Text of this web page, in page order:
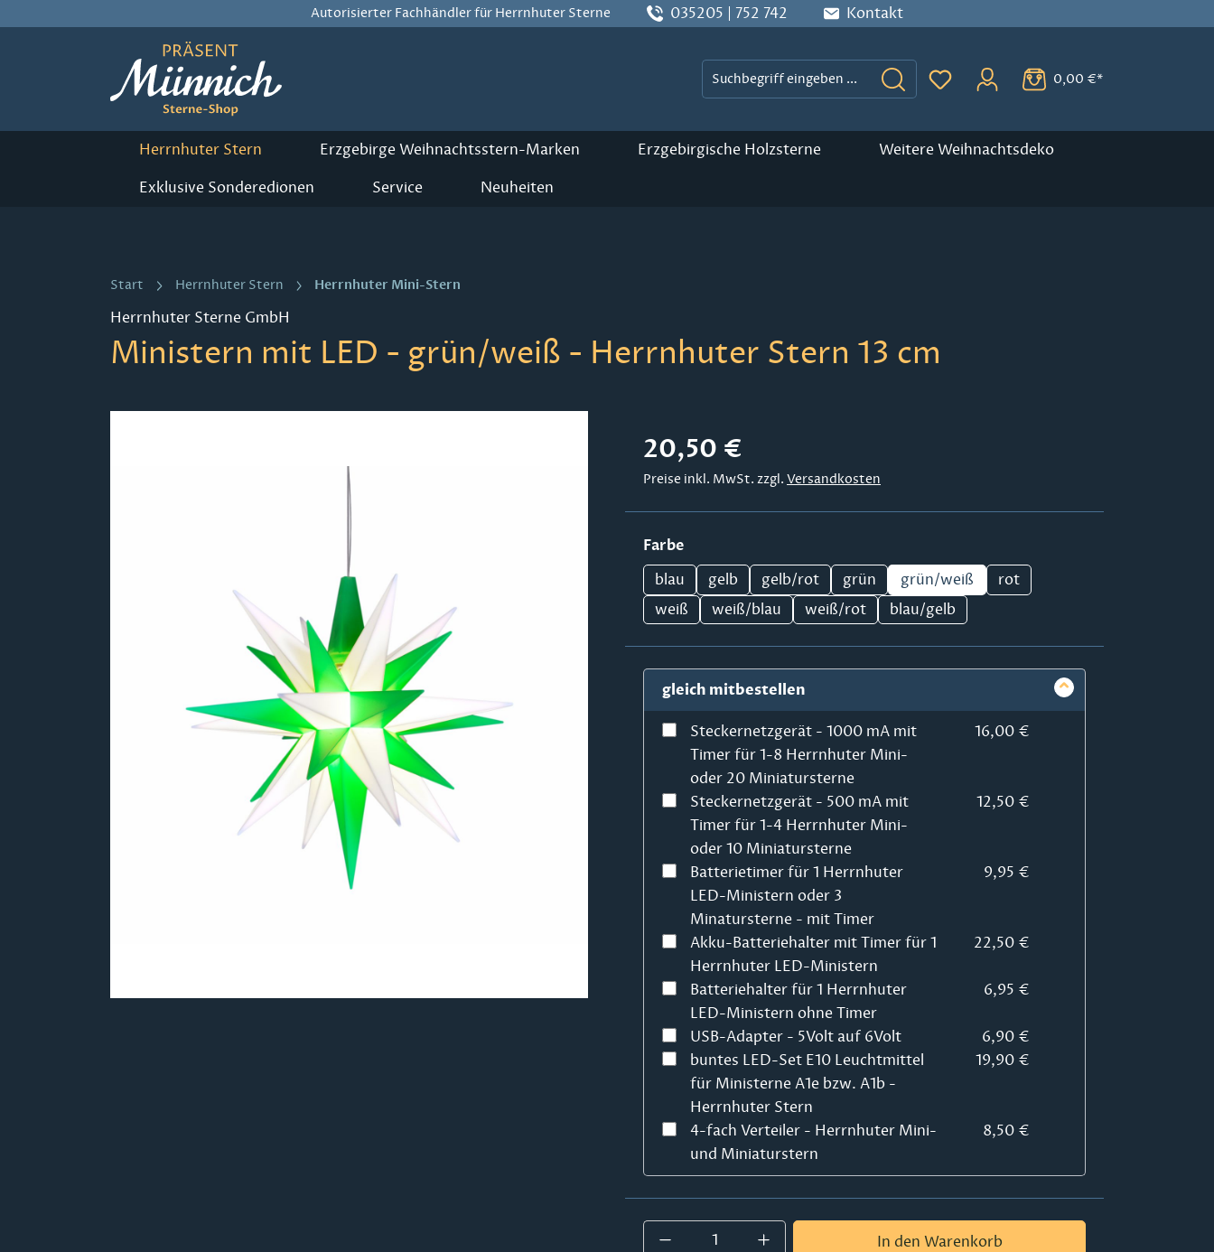
Autorisierter Fachhändler für Herrnhuter Sterne 035205 | 752 742 Kontakt
Du hast 0 Produkte auf dem
0,00 €*
Herrnhuter Stern Erzgebirge Weihnachtsstern-Marken Erzgebirgische Holzsterne Weitere Weihnachtsdeko
Exklusive Sonderedionen Service Neuheiten
Start Herrnhuter Stern Herrnhuter Mini-Stern
Herrnhuter Sterne GmbH
Ministern mit LED - grün/weiß - Herrnhuter Stern 13 cm
Regulärer Preis:
20,50 €
Preise inkl. MwSt. zzgl. Versandkosten
Farbeauswählen
blau
gelb gelb/rot grün grün/weiß
rot
weiß
weiß/blau weiß/rot blau/gelb
gleich mitbestellen
Steckernetzgerät - 1000 mA mit
Timer für 1-8 Herrnhuter Mini-
oder 20 Miniatursterne
16,00 €
Steckernetzgerät - 500 mA mit
Timer für 1-4 Herrnhuter Mini-
oder 10 Miniatursterne
12,50 €
Batterietimer für 1 Herrnhuter
LED-Ministern oder 3
Minatursterne - mit Timer
9,95 €
Akku-Batteriehalter mit Timer für 1
Herrnhuter LED-Ministern
22,50 €
Batteriehalter für 1 Herrnhuter
LED-Ministern ohne Timer
6,95 €
USB-Adapter - 5Volt auf 6Volt
6,90 €
buntes LED-Set E10 Leuchtmittel
für Ministerne A1e bzw. A1b -
Herrnhuter Stern
19,90 €
4-fach Verteiler - Herrnhuter Mini-
und Miniaturstern
8,50 €
Produkt Anzahl: Gib den gewünschten Wert ein oder
In den Warenkorb